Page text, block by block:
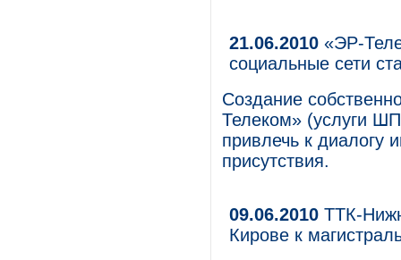
21.06.2010 «ЭР-
социальные сети
Создание
Телеком» (услуги
привлечь к диалогу
присутствия.
09.06.2010 ТТК-
Кирове к